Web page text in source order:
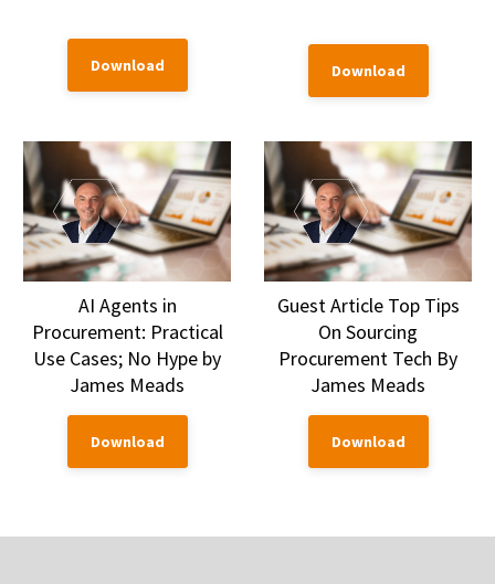
Download Download
AI Agents in
Procurement: Practical
Use Cases; No Hype by
James Meads
Download
Guest Article Top Tips
On Sourcing
Procurement Tech By
James Meads
Download